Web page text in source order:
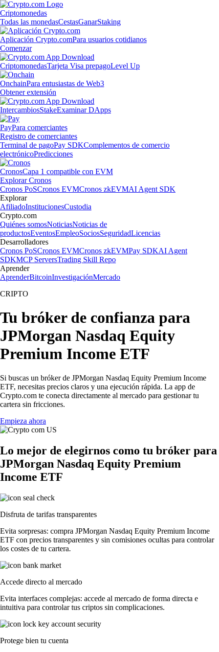
Criptomonedas
Todas las monedasCestasGanarStaking
Aplicación Crypto.comPara usuarios cotidianos
Comenzar
CriptomonedasTarjeta Visa prepagoLevel Up
OnchainPara entusiastas de Web3
Obtener extensión
IntercambiosStakeExaminar DApps
PayPara comerciantes
Registro de comerciantes
Terminal de pagoPay SDKComplementos de comercio
electrónicoPredicciones
CronosCapa 1 compatible con EVM
Explorar Cronos
Cronos PoSCronos EVMCronos zkEVMAI Agent SDK
Explorar
AfiliadoInstitucionesCustodia
Crypto.com
Quiénes somosNoticiasNoticias de
productosEventosEmpleoSociosSeguridadLicencias
Desarrolladores
Cronos PoSCronos EVMCronos zkEVMPay SDKAI Agent
SDKMCP ServersTrading Skill Repo
Aprender
AprenderBitcoinInvestigaciónMercado
CRIPTO
Tu bróker de confianza para
JPMorgan Nasdaq Equity
Premium Income ETF
Si buscas un bróker de JPMorgan Nasdaq Equity Premium Income
ETF, necesitas precios claros y una ejecución rápida. La app de
Crypto.com te conecta directamente al mercado para gestionar tu
cartera sin fricciones.
Empieza ahora
Lo mejor de elegirnos como tu bróker para
JPMorgan Nasdaq Equity Premium
Income ETF
Disfruta de tarifas transparentes
Evita sorpresas: compra JPMorgan Nasdaq Equity Premium Income
ETF con precios transparentes y sin comisiones ocultas para controlar
los costes de tu cartera.
Accede directo al mercado
Evita interfaces complejas: accede al mercado de forma directa e
intuitiva para controlar tus criptos sin complicaciones.
Protege bien tu cuenta